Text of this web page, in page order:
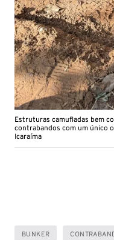
Estruturas camufladas bem
contrabandos com um único
Icaraíma
BUNKER